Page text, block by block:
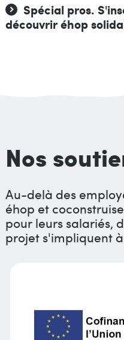
Spécial pros.
découvrir éhop
Nos
Au-delà des
éhop et
pour leurs salariés,
projet s'impliquent